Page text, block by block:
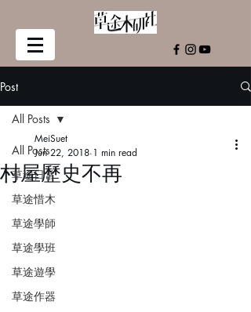
Post
All Posts
草途日常
草途惜木
草途學師
草途學班
草途遊學
草途作器
All Posts
村屋歷史不再
MeiSuet
Jun 22, 2018 1 min read